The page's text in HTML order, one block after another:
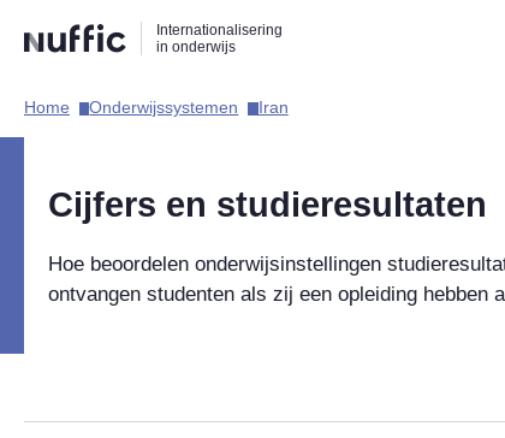
naar
zoekfunctie
naar
hoofdnavigatie
naar
inhoud
Internationalisering
in onderwijs
Hoofdnavigatie
Home​ Onderwijssystemen​ Iran​
Cijfers en studieresultaten
Hoe beoordelen onderwijsinstellingen
ontvangen studenten als zij een opleiding hebben